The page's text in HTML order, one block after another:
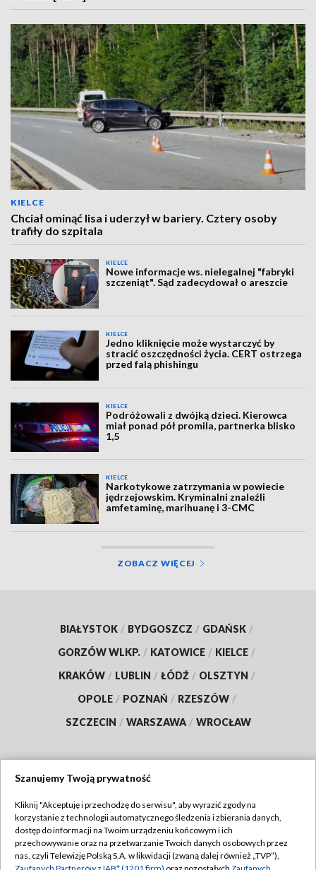
KIELCE
Chciał ominąć lisa i uderzył w bariery. Cztery osoby
trafiły do szpitala
KIELCE
Nowe informacje ws. nielegalnej "fabryki
szczeniąt". Sąd zadecydował o areszcie
KIELCE
Jedno kliknięcie może wystarczyć by
stracić oszczędności życia. CERT ostrzega
przed falą phishingu
KIELCE
Podróżowali z dwójką dzieci. Kierowca
miał ponad pół promila, partnerka blisko
1,5
KIELCE
Narkotykowe zatrzymania w powiecie
jędrzejowskim. Kryminalni znaleźli
amfetaminę, marihuanę i 3-CMC
ZOBACZ WIĘCEJ
BIAŁYSTOK / BYDGOSZCZ / GDAŃSK /
GORZÓW WLKP. / KATOWICE / KIELCE /
KRAKÓW / LUBLIN / ŁÓDŹ / OLSZTYN /
OPOLE / POZNAŃ / RZESZÓW /
SZCZECIN / WARSZAWA / WROCŁAW
TVP
Abonament TVP
Emisja w TVP
Regulamin TVP
Szanujemy Twoją prywatność
Kliknij "Akceptuję i przechodzę do serwisu", aby wyrazić zgody na
korzystanie z technologii automatycznego śledzenia i zbierania danych,
dostęp do informacji na Twoim urządzeniu końcowym i ich
przechowywanie oraz na przetwarzanie Twoich danych osobowych przez
nas, czyli Telewizję Polską S.A. w likwidacji (zwaną dalej również „TVP”),